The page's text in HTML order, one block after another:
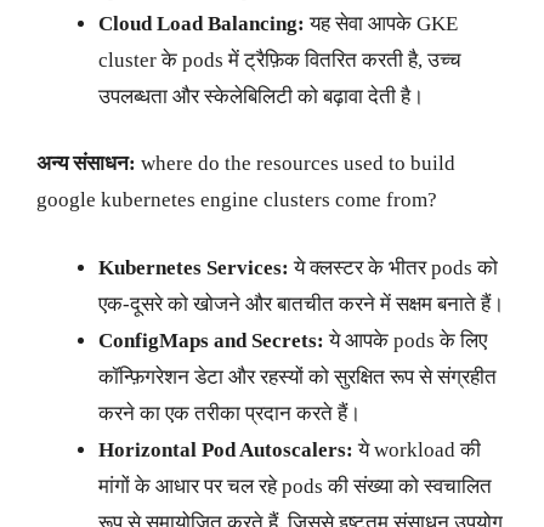
Cloud Load Balancing: यह सेवा आपके GKE
cluster के pods में ट्रैफ़िक वितरित करती है, उच्च
उपलब्धता और स्केलेबिलिटी को बढ़ावा देती है।
अन्य संसाधन: where do the resources used to build
google kubernetes engine clusters come from?
Kubernetes Services: ये क्लस्टर के भीतर pods को
एक-दूसरे को खोजने और बातचीत करने में सक्षम बनाते हैं।
ConfigMaps and Secrets: ये आपके pods के लिए
कॉन्फ़िगरेशन डेटा और रहस्यों को सुरक्षित रूप से संग्रहीत
करने का एक तरीका प्रदान करते हैं।
Horizontal Pod Autoscalers: ये workload की
मांगों के आधार पर चल रहे pods की संख्या को स्वचालित